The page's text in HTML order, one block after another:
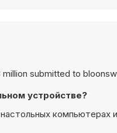
submitted to
устройстве?
компьютерах